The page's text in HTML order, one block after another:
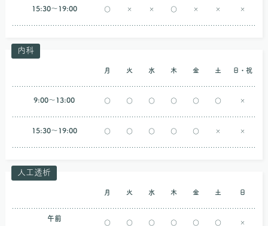
15:30〜19:00 ○ × × ○ × × ×
内科
月 火 水 木 金 土 日・祝
9:00〜13:00 ○ ○ ○ ○ ○ ○ ×
15:30〜19:00 ○ ○ ○ ○ ○ × ×
人工透析
月 火 水 木 金 土 日
午前
○ ○ ○ ○ ○ ○ ×